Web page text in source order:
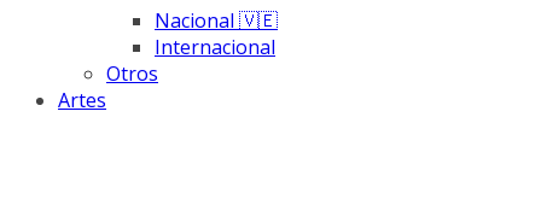
Nacional 🇻🇪
Internacional
Otros
Artes